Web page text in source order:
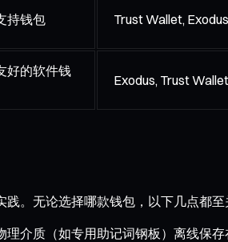
持钱包 Trust Wallet, Exodus
好的软件钱
Exodus, Trust Wallet
。无论选择哪款钱包，以下几点都至
介质（如专用助记词钢板）离线保